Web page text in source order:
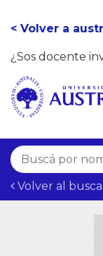
< Volver a
¿Sos docente
Volver al